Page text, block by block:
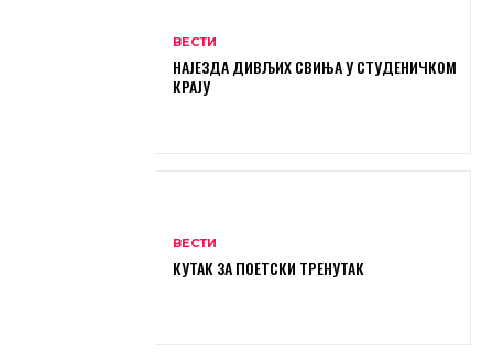
ВЕСТИ
НАЈЕЗДА ДИВЉИХ СВИЊА У СТУДЕНИЧКОМ
КРАЈУ
ВЕСТИ
КУТАК ЗА ПОЕТСКИ ТРЕНУТАК